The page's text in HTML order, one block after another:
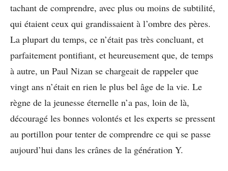
tachant de comprendre, avec plus ou moins de subtilité,
qui étaient ceux qui grandissaient à l’ombre des pères.
La plupart du temps, ce n’était pas très concluant, et
parfaitement pontifiant, et heureusement que, de temps
à autre, un Paul Nizan se chargeait de rappeler que
vingt ans n’était en rien le plus bel âge de la vie. Le
règne de la jeunesse éternelle n’a pas, loin de là,
découragé les bonnes volontés et les experts se pressent
au portillon pour tenter de comprendre ce qui se passe
aujourd’hui dans les crânes de la génération Y.